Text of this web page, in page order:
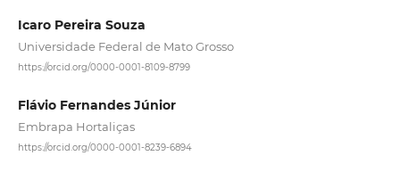
Icaro Pereira Souza
Universidade Federal de Mato Grosso
https://orcid.org/0000-0001-8109-8799
Flávio Fernandes Júnior
Embrapa Hortaliças
https://orcid.org/0000-0001-8239-6894